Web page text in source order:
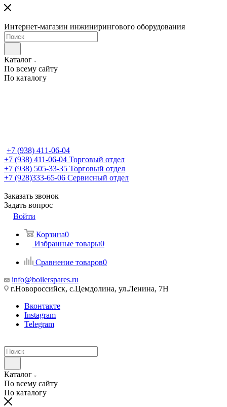
Интернет-магазин инжинирингового оборудования
Каталог
По всему сайту
По каталогу
+7 (938) 411-06-04
+7 (938) 411-06-04 Торговый отдел
+7 (938) 505-33-35 Торговый отдел
+7 (928)333-65-06 Сервисный отдел
Заказать звонок
Задать вопрос
Войти
Корзина0
Избранные товары0
Сравнение товаров0
info@boilerspares.ru
г.Новороссийск, с.Цемдолина, ул.Ленина, 7Н
Вконтакте
Instagram
Telegram
Каталог
По всему сайту
По каталогу